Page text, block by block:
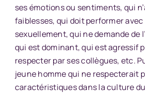
ses émotions ou sentiments, qui
faiblesses, qui doit performer
sexuellement, qui ne demande de
qui est dominant, qui est agressif
respecter par ses collègues, etc.
jeune homme qui ne respecterait
caractéristiques dans la culture